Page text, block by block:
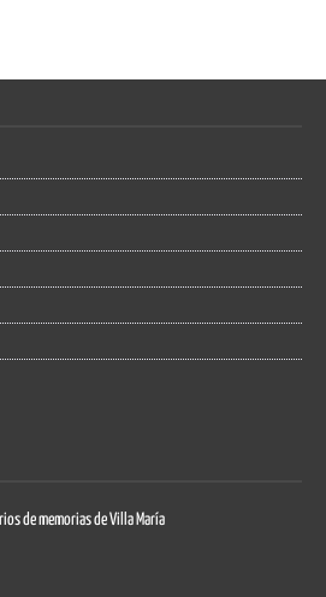
de memorias de Villa María